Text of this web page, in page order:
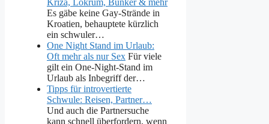
Kriza, Lokrum, Bunker & mehr
Es gäbe keine Gay-Strände in
Kroatien, behauptete kürzlich
ein schwuler…
One Night Stand im Urlaub:
Oft mehr als nur Sex Für viele
gilt ein One-Night-Stand im
Urlaub als Inbegriff der…
Tipps für introvertierte
Schwule: Reisen, Partner…
Und auch die Partnersuche
kann schnell überfordern, wenn